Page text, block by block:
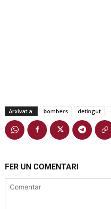
Arxivat a: bombers detingut
FER UN COMENTARI